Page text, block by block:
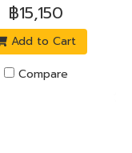
฿15,150
Add to Cart
Compare